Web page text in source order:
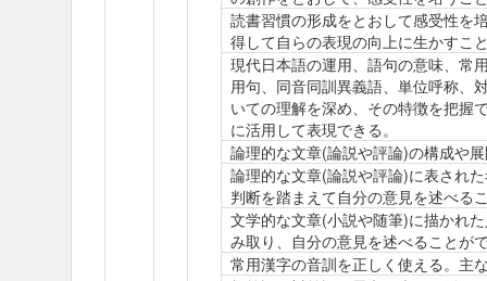
読書習慣の形成をとおして感受性を
得して自らの表現の向上に生かすこ
現代日本語の運用、語句の意味、常
用句、同音同訓異義語、単位呼称、
いての理解を深め、その特徴を把握
に活用して表現できる。
論理的な文章(論説や評論)の構成や
論理的な文章(論説や評論)に表され
判断を踏まえて自分の意見を述べる
文学的な文章(小説や随筆)に描かれ
み取り、自分の意見を述べることが
常用漢字の音訓を正しく使える。主